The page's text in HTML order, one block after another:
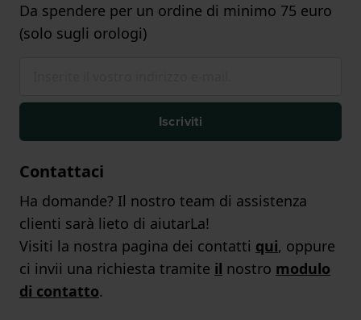
Da spendere per un ordine di minimo 75 euro
(solo sugli orologi)
Iscriviti
Contattaci
Ha domande? Il nostro team di assistenza
clienti sarà lieto di aiutarLa!
Visiti la nostra pagina dei contatti qui, oppure
ci invii una richiesta tramite il nostro modulo
di contatto.